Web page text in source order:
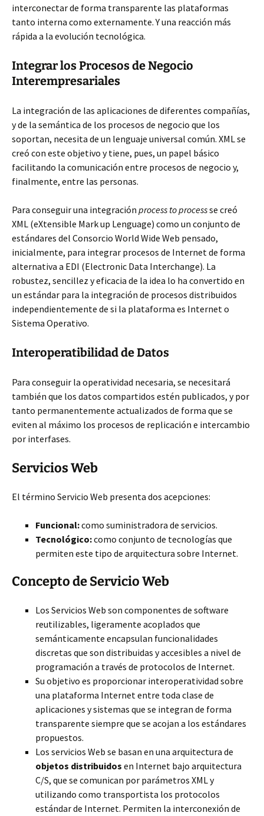
interconectar de forma transparente las plataformas
tanto interna como externamente. Y una reacción más
rápida a la evolución tecnológica.
Integrar los Procesos de Negocio
Interempresariales
La integración de las aplicaciones de diferentes compañías,
y de la semántica de los procesos de negocio que los
soportan, necesita de un lenguaje universal común. XML se
creó con este objetivo y tiene, pues, un papel básico
facilitando la comunicación entre procesos de negocio y,
finalmente, entre las personas.
Para conseguir una integración process to processse creó
XML (eXtensible Mark up Lenguage) como un conjunto de
estándares del Consorcio World Wide Web pensado,
inicialmente, para integrar procesos de Internet de forma
alternativa a EDI (Electronic Data Interchange). La
robustez, sencillez y eficacia de la idea lo ha convertido en
un estándar para la integración de procesos distribuidos
independientemente de si la plataforma es Internet o
Sistema Operativo.
Interoperatibilidad de Datos
Para conseguir la operatividad necesaria, se necesitará
también que los datos compartidos estén publicados, y por
tanto permanentemente actualizados de forma que se
eviten al máximo los procesos de replicación e intercambio
por interfases.
Servicios Web
El término Servicio Web presenta dos acepciones:
Funcional:como suministradora de servicios.
Tecnológico:como conjunto de tecnologías que
permiten este tipo de arquitectura sobre Internet.
Concepto de Servicio Web
Los Servicios Web son componentes de software
reutilizables, ligeramente acoplados que
semánticamente encapsulan funcionalidades
discretas que son distribuidas y accesibles a nivel de
programación a través de protocolos de Internet.
Su objetivo es proporcionar interoperatividad sobre
una plataforma Internet entre toda clase de
aplicaciones y sistemas que se integran de forma
transparente siempre que se acojan a los estándares
propuestos.
Los servicios Web se basan en una arquitectura de
objetos distribuidos en Internet bajo arquitectura
C/S, que se comunican por parámetros XML y
utilizando como transportista los protocolos
estándar de Internet. Permiten la interconexión de